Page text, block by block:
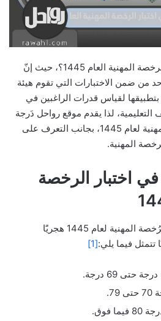
كم درجة النجاح في اختبار الرخصة المهنية العام 1445؟، حيث إنّ
من ضمن الاختبارات التي تقوم هيئة
بتطبيقها لقياس قدرات الراغبين في
لذا يقدم موقع رواحل دَرجة
النَجاح في اختبار الرُخصة المهنية لعام 1445، بجانب التعرف على
المهنية.
اختبار الرخصة
إنّ درجة النجاح في اختبار الرُخصة المهنية لعام 1445 هجريًَا
[1]
فوق.